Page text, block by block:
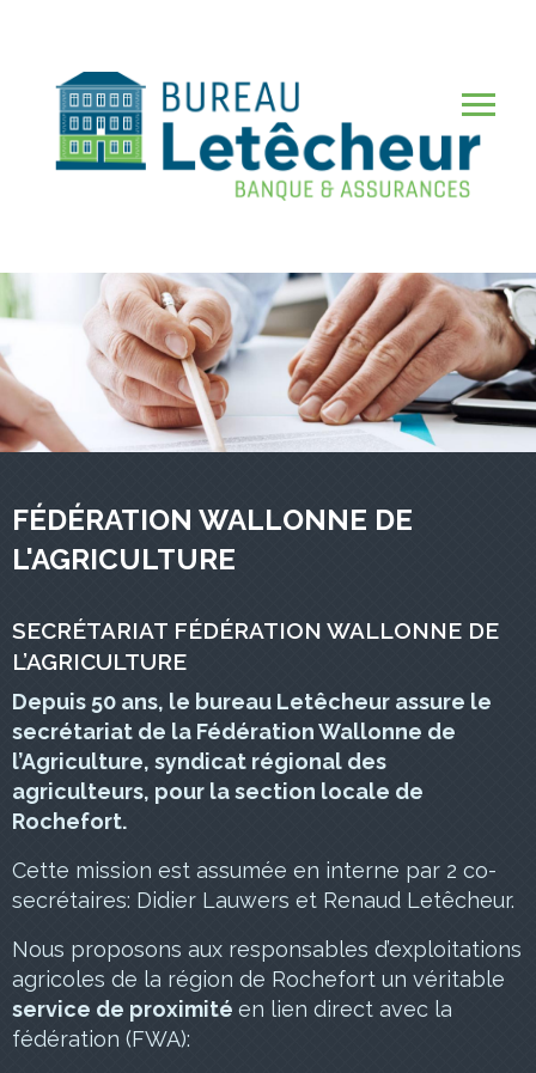
contenu
principal
SECRÉTARIAT FÉDÉRATION WALLONNE DE
L’AGRICULTURE
Depuis 50 ans, le bureau Letêcheur assure le
secrétariat de la Fédération Wallonne de
l’Agriculture, syndicat régional des
agriculteurs, pour la section locale de
Rochefort.
Cette mission est assumée en interne par 2 co-
secrétaires: Didier Lauwers et Renaud Letêcheur.
Nous proposons aux responsables d’exploitations
agricoles de la région de Rochefort un véritable
service de proximité en lien direct avec la
fédération (FWA):
FÉDÉRATION WALLONNE DE
L'AGRICULTURE